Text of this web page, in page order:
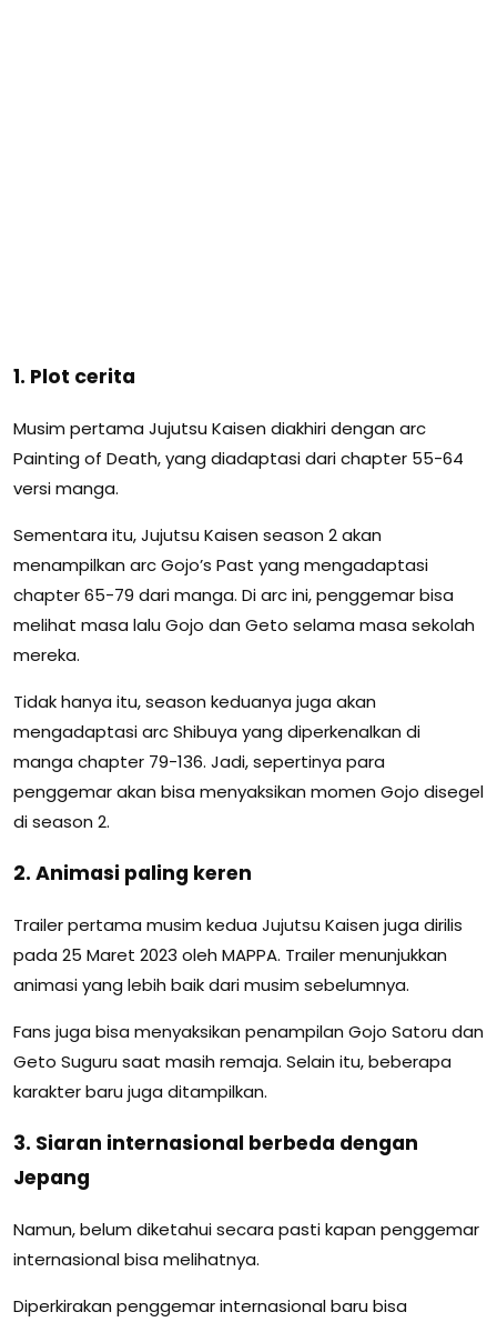
1. Plot cerita
Musim pertama Jujutsu Kaisen diakhiri dengan arc
Painting of Death, yang diadaptasi dari chapter 55-64
versi manga.
Sementara itu, Jujutsu Kaisen season 2 akan
menampilkan arc Gojo’s Past yang mengadaptasi
chapter 65-79 dari manga. Di arc ini, penggemar bisa
melihat masa lalu Gojo dan Geto selama masa sekolah
mereka.
Tidak hanya itu, season keduanya juga akan
mengadaptasi arc Shibuya yang diperkenalkan di
manga chapter 79-136. Jadi, sepertinya para
penggemar akan bisa menyaksikan momen Gojo disegel
di season 2.
2. Animasi paling keren
Trailer pertama musim kedua Jujutsu Kaisen juga dirilis
pada 25 Maret 2023 oleh MAPPA. Trailer menunjukkan
animasi yang lebih baik dari musim sebelumnya.
Fans juga bisa menyaksikan penampilan Gojo Satoru dan
Geto Suguru saat masih remaja. Selain itu, beberapa
karakter baru juga ditampilkan.
3. Siaran internasional berbeda dengan
Jepang
Namun, belum diketahui secara pasti kapan penggemar
internasional bisa melihatnya.
Diperkirakan penggemar internasional baru bisa